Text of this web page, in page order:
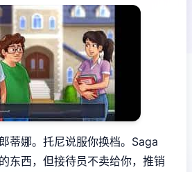
蒂娜。托尼说服你换档。Saga
东西，但接待员不卖给你，推销